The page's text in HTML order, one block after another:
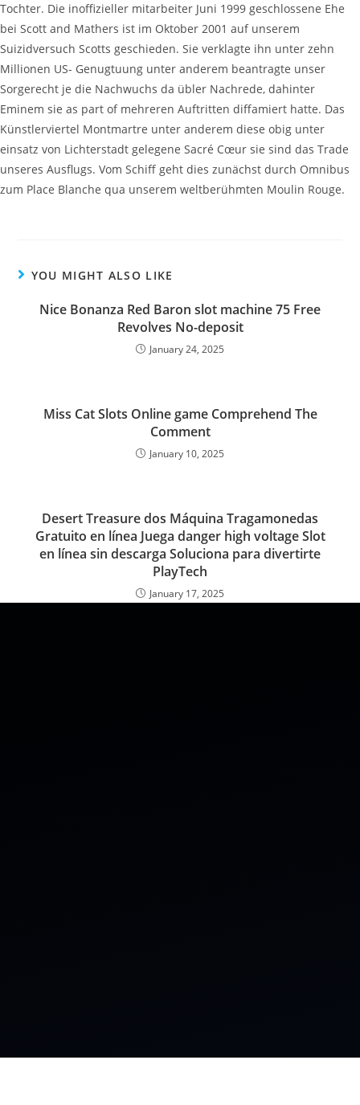
Tochter. Die inoffizieller mitarbeiter Juni 1999 geschlossene Ehe
bei Scott and Mathers ist im Oktober 2001 auf unserem
Suizidversuch Scotts geschieden. Sie verklagte ihn unter zehn
Millionen US- Genugtuung unter anderem beantragte unser
Sorgerecht je die Nachwuchs da übler Nachrede, dahinter
Eminem sie as part of mehreren Auftritten diffamiert hatte. Das
Künstlerviertel Montmartre unter anderem diese obig unter
einsatz von Lichterstadt gelegene Sacré Cœur sie sind das Trade
unseres Ausflugs. Vom Schiff geht dies zunächst durch Omnibus
zum Place Blanche qua unserem weltberühmten Moulin Rouge.
YOU MIGHT ALSO LIKE
Nice Bonanza Red Baron slot machine 75 Free
Revolves No-deposit
January 24, 2025
Miss Cat Slots Online game Comprehend The
Comment
January 10, 2025
Desert Treasure dos Máquina Tragamonedas
Gratuito en línea Juega danger high voltage Slot
en línea sin descarga Soluciona para divertirte
PlayTech
January 17, 2025